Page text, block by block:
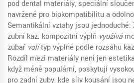
pod dental materiály, speciální
navržené pro biokompatibilitu a
Semantikální vztahy jsou jednoduché:
zubní kaz; kompozitní výplň využívá
zubař volítyp výplně podle rozsahu
Rozdíl mezi materiály není jen
když méně populární, poskytují
pro zadní zuby, kde síly kousání jsou